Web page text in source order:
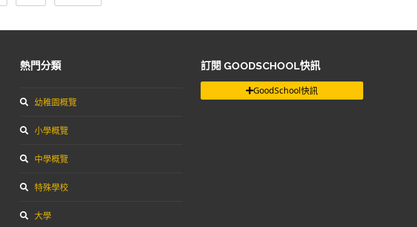
熱門分類
幼稚園概覽
小學概覽
中學概覽
特殊學校
大學
訂閱 GOODSCHOOL快訊
GoodSchool快訊